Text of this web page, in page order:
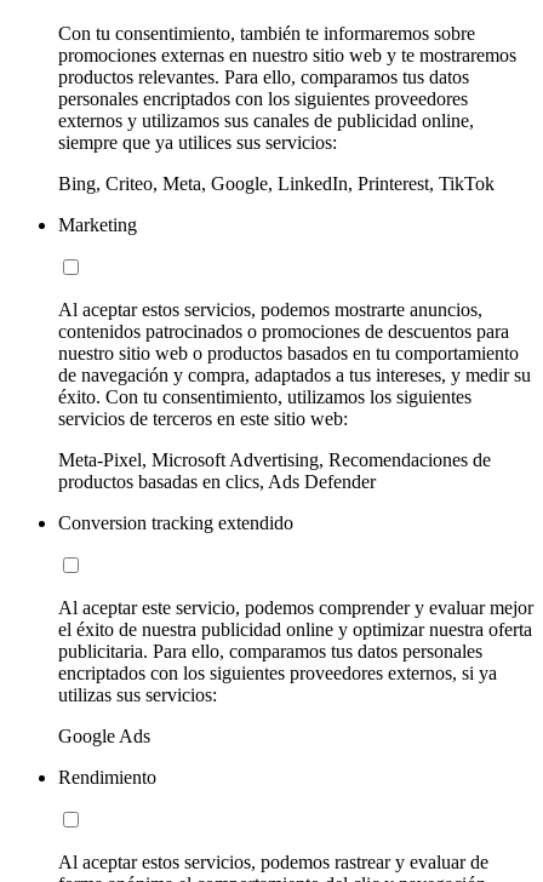
Con tu consentimiento, también te informaremos sobre
promociones externas en nuestro sitio web y te mostraremos
productos relevantes. Para ello, comparamos tus datos
personales encriptados con los siguientes proveedores
externos y utilizamos sus canales de publicidad online,
siempre que ya utilices sus servicios:
Bing, Criteo, Meta, Google, LinkedIn, Printerest, TikTok
Marketing
Al aceptar estos servicios, podemos mostrarte anuncios,
contenidos patrocinados o promociones de descuentos para
nuestro sitio web o productos basados en tu comportamiento
de navegación y compra, adaptados a tus intereses, y medir su
éxito. Con tu consentimiento, utilizamos los siguientes
servicios de terceros en este sitio web:
Meta-Pixel, Microsoft Advertising, Recomendaciones de
productos basadas en clics, Ads Defender
Conversion tracking extendido
Al aceptar este servicio, podemos comprender y evaluar mejor
el éxito de nuestra publicidad online y optimizar nuestra oferta
publicitaria. Para ello, comparamos tus datos personales
encriptados con los siguientes proveedores externos, si ya
utilizas sus servicios:
Google Ads
Rendimiento
Al aceptar estos servicios, podemos rastrear y evaluar de